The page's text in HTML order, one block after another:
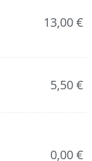
13,00€
5,50€
0,00€